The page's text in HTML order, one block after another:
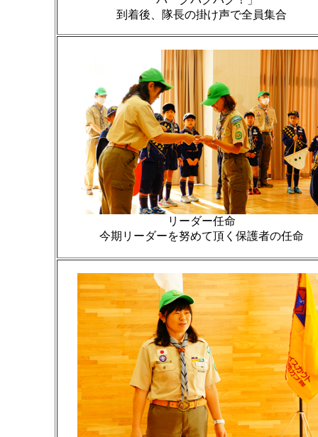
到着後、隊長の掛け声で全員集合
リーダー任命
今期リーダーを努めて頂く保護者の任命